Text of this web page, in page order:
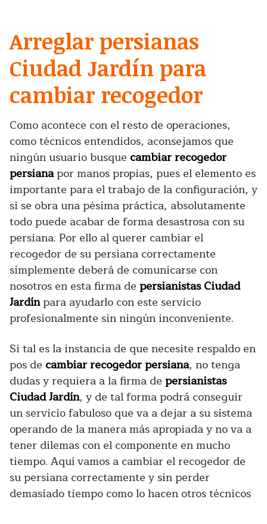
Arreglar persianas
Ciudad Jardín para
cambiar recogedor
Como acontece con el resto de operaciones,
como técnicos entendidos, aconsejamos que
ningún usuario busque cambiar recogedor
persianapor manos propias, pues el elemento es
importante para el trabajo de la configuración, y
si se obra una pésima práctica, absolutamente
todo puede acabar de forma desastrosa con su
persiana. Por ello al querer cambiar el
recogedor de su persiana correctamente
simplemente deberá de comunicarse con
nosotros en esta firma de persianistas Ciudad
Jardínpara ayudarlo con este servicio
profesionalmente sin ningún inconveniente.
Si tal es la instancia de que necesite respaldo en
pos de cambiar recogedor persiana, no tenga
dudas y requiera a la firma de persianistas
Ciudad Jardín, y de tal forma podrá conseguir
un servicio fabuloso que va a dejar a su sistema
operando de la manera más apropiada y no va a
tener dilemas con el componente en mucho
tiempo. Aquí vamos a cambiar el recogedor de
su persiana correctamente y sin perder
demasiado tiempo como lo hacen otros técnicos